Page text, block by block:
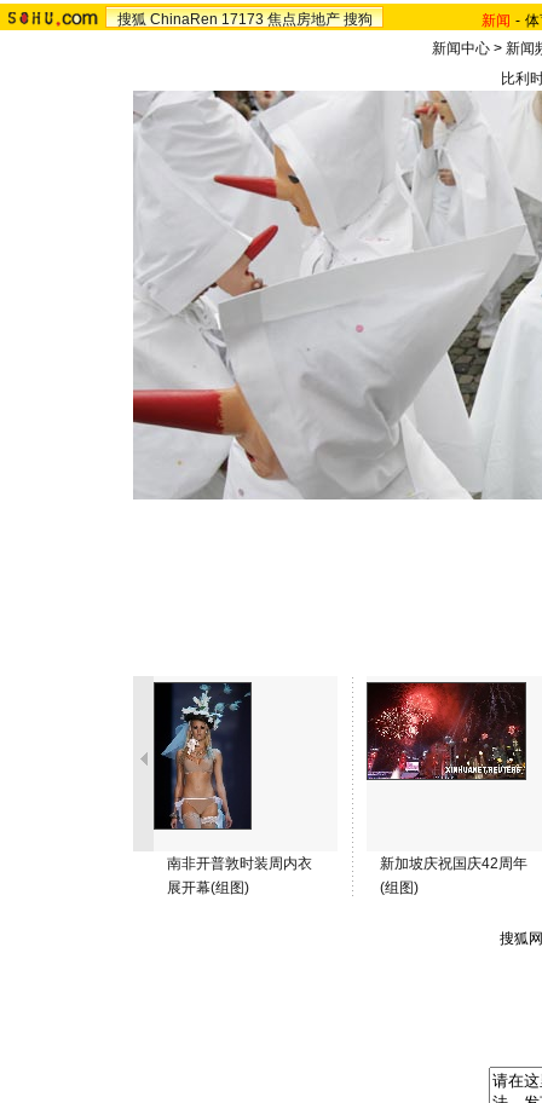
搜狐 ChinaRen 17173 焦点房地产 搜狗 新闻 -
新闻中心 > 新闻
比利
南非开普敦时装周内衣
展开幕(组图)
新加坡庆祝国庆42周年
(组图)